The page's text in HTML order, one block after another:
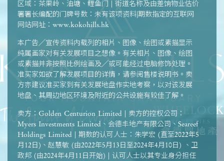
区域：茶果岭、油塘、鲤鱼门 | 街道名称及由差饷物业估价
署署长编配的门牌号数：未有该项资料|期数指定的互联网
网站网址：www.kokohills.hk
本广告╱宣传资料内载列的相片、图像、绘图或素描显示
纯属画家对有关发展项目之想像。有关相片、图像、绘图
或素描并非按照比例绘画及╱或可能经过电脑修饰处理。
准买家如欲了解发展项目的详情，请参阅售楼说明书。卖
方亦建议准买家到有关发展地盘作实地考察，以对该发展
地盘、其周边地区环境及附近的公共设施有较佳了解。
卖方：Golden Centurion Limited | 卖方的控权公司：
Myers Investments Limited、会德丰地产有限公司、Seareef
Holdings Limited | 期数的认可人士：朱学宏 (直至2022年5
月12日)、赵慧敏 (由2022年5月13日至2024年4月10日) 、卫
政邦 (由2024年4月11日开始) | 认可人士以其专业身分担任